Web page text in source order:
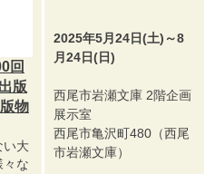
回
版
物
い大
々な
2025年5月24日(土)～8
月24日(日)
西尾市岩瀬文庫 2階企画
展示室
西尾市亀沢町480（西尾
市岩瀬文庫）